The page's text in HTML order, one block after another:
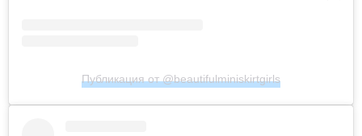
Публикация от @beautifulminiskirtgirls